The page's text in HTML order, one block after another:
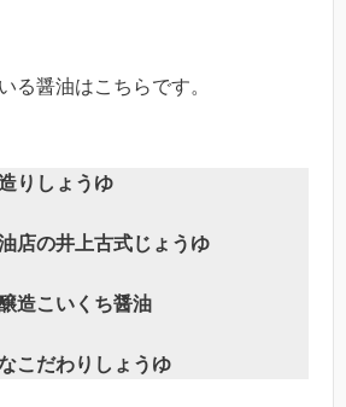
る醤油はこちらです。
りしょうゆ
店の井上古式じょうゆ
造こいくち醤油
こだわりしょうゆ